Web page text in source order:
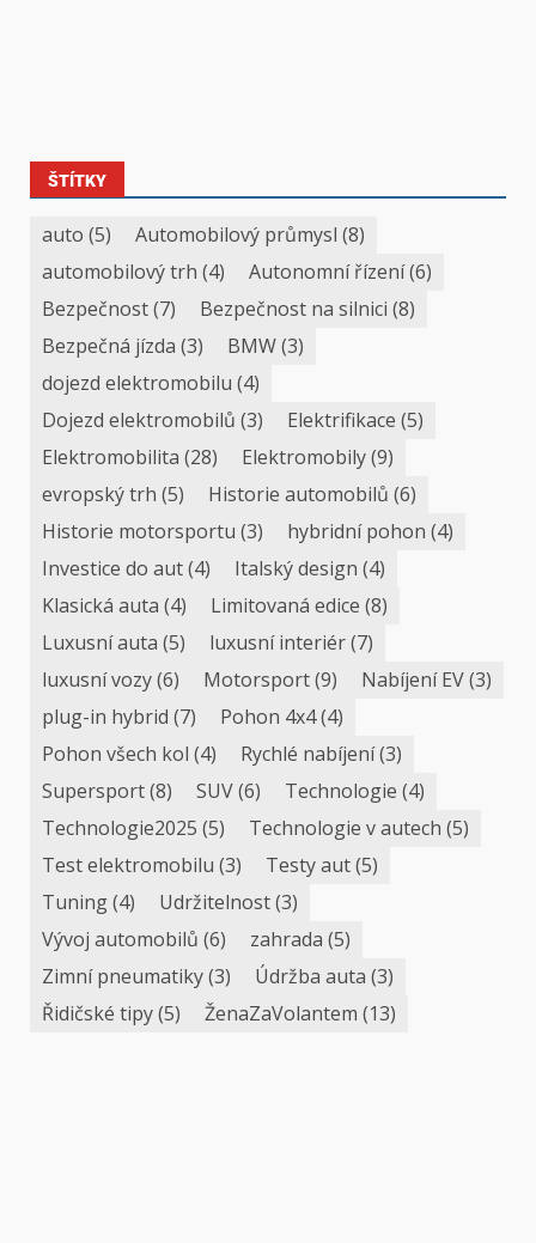
ŠTÍTKY
auto (5) Automobilový průmysl (8)
automobilový trh (4) Autonomní řízení(6)
Bezpečnost(7) Bezpečnost na silnici (8)
Bezpečná jízda (3) BMW(3)
dojezd elektromobilu (4)
Dojezd elektromobilů (3) Elektrifikace (5)
Elektromobilita (28) Elektromobily(9)
evropský trh (5) Historie automobilů (6)
Historie motorsportu (3) hybridní pohon (4)
Investice do aut(4) Italský design (4)
Klasická auta (4) Limitovaná edice (8)
Luxusní auta (5) luxusní interiér(7)
luxusní vozy(6) Motorsport(9) Nabíjení EV(3)
plug-in hybrid (7) Pohon 4x4(4)
Pohon všech kol (4) Rychlé nabíjení(3)
Supersport(8) SUV(6) Technologie (4)
Technologie2025 (5) Technologie v autech (5)
Test elektromobilu (3) Testy aut(5)
Tuning(4) Udržitelnost(3)
Vývoj automobilů (6) zahrada (5)
Zimní pneumatiky(3) Údržba auta (3)
Řidičské tipy(5) ŽenaZaVolantem (13)